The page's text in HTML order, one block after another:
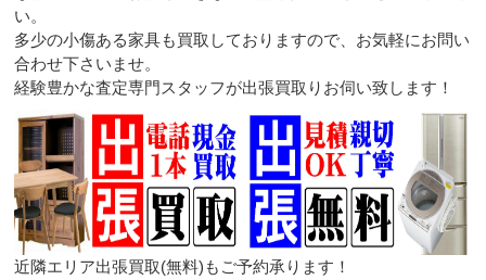
い。
多少の小傷ある家具も買取しておりますので、お気軽にお問い
合わせ下さいませ。
経験豊かな査定専門スタッフが出張買取りお伺い致します！
近隣エリア出張買取(無料)もご予約承ります！